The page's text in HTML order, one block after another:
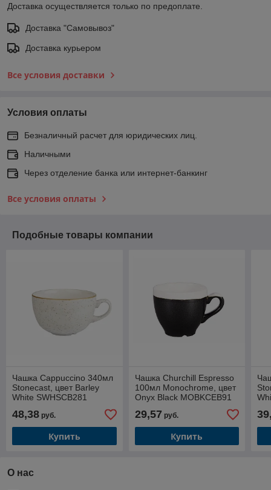
Доставка осуществляется только по предоплате.
Доставка "Самовывоз"
Доставка курьером
Все условия доставки
Условия оплаты
Безналичный расчет для юридических лиц.
Наличными
Через отделение банка или интернет-банкинг
Все условия оплаты
Подобные товары компании
Чашка Cappuccino 340мл
Stonecast, цвет Barley
White SWHSCB281
48,38 руб.
Купить
Чашка Churchill Espresso
100мл Monochrome, цвет
Onyx Black MOBKCEB91
29,57 руб.
Купить
О нас